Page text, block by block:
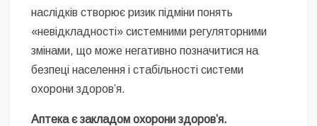
наслідків створює ризик підміни понять
«невідкладності» системними регуляторними
змінами, що може негативно позначитися на
безпеці населення і стабільності системи
охорони здоров’я.
Аптека є закладом охорони здоров’я.